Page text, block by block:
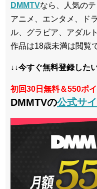
DMMTVなら、人気の
アニメ、エンタメ、ド
ル、グラビア、アダル
作品は18歳未満は閲覧
↓↓今すぐ無料登録した
初回30日無料＆550ポ
DMMTVの公式サ